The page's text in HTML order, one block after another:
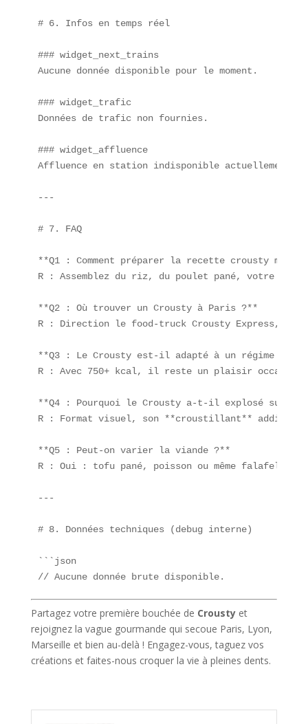
# 6. Infos en temps réel
### widget_next_trains
Aucune donnée disponible pour le moment.
### widget_trafic
Données de trafic non fournies.
### widget_affluence
Affluence en station indisponible actuellement.
---
# 7. FAQ
**Q1 : Comment préparer la recette crousty
R : Assemblez du riz, du poulet pané, votre
**Q2 : Où trouver un Crousty à Paris ?**
R : Direction le food-truck Crousty Express,
**Q3 : Le Crousty est-il adapté à un régime ?**
R : Avec 750+ kcal, il reste un plaisir
**Q4 : Pourquoi le Crousty a-t-il explosé sur
R : Format visuel, son **croustillant** addictif
**Q5 : Peut-on varier la viande ?**
R : Oui : tofu pané, poisson ou même falafel
---
# 8. Données techniques (debug interne)
```json
// Aucune donnée brute disponible.
Partagez votre première bouchée de Croustyet
rejoignez la vague gourmande qui secoue Paris, Lyon,
Marseille et bien au-delà ! Engagez-vous, taguez vos
créations et faites-nous croquer la vie à pleines dents.